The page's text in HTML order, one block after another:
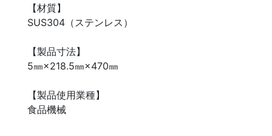
【材質】
SUS304（ステンレス）
【製品寸法】
5㎜×218.5㎜×470㎜
【製品使用業種】
食品機械